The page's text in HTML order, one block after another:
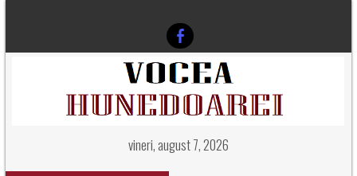
vineri, august 7, 2026